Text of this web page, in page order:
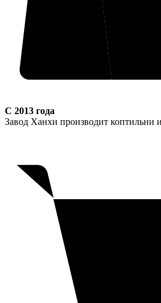
С 2013 года
Завод Ханхи производит коптильни